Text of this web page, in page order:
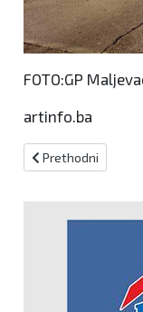
FOTO:GP
artinfo.ba
Prethodni članak:
Prethodni